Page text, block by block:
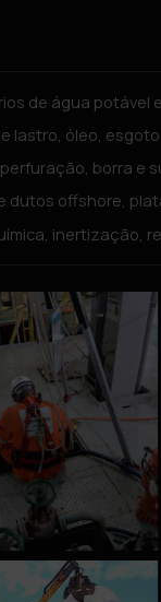
de água potável
lastro, óleo,
borra e
dutos offshore,
inertização,